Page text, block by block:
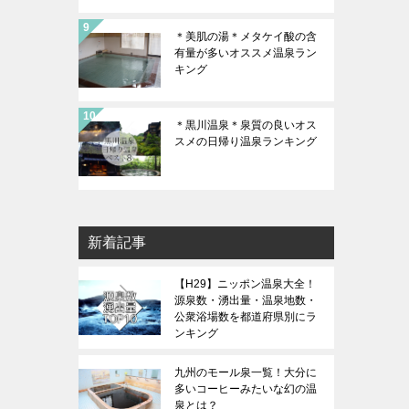
＊美肌の湯＊メタケイ酸の含
有量が多いオススメ温泉ラン
キング
＊黒川温泉＊泉質の良いオス
スメの日帰り温泉ランキング
新着記事
【H29】ニッポン温泉大全！
源泉数・湧出量・温泉地数・
公衆浴場数を都道府県別にラ
ンキング
九州のモール泉一覧！大分に
多いコーヒーみたいな幻の温
泉とは？